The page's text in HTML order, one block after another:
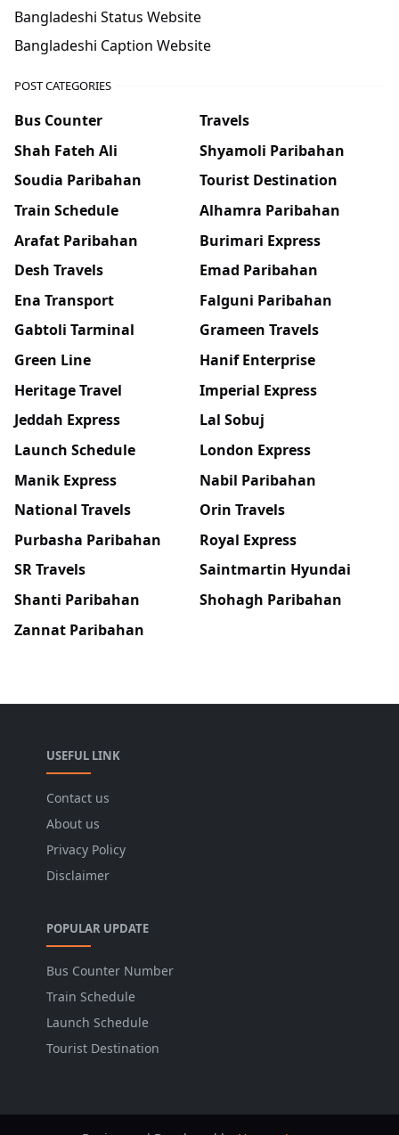
Bangladeshi Status Website
Bangladeshi Caption Website
POST CATEGORIES
Bus Counter
Travels
Shah Fateh Ali
Shyamoli Paribahan
Soudia Paribahan
Tourist Destination
Train Schedule
Alhamra Paribahan
Arafat Paribahan
Burimari Express
Desh Travels
Emad Paribahan
Ena Transport
Falguni Paribahan
Gabtoli Tarminal
Grameen Travels
Green Line
Hanif Enterprise
Heritage Travel
Imperial Express
Jeddah Express
Lal Sobuj
Launch Schedule
London Express
Manik Express
Nabil Paribahan
National Travels
Orin Travels
Purbasha Paribahan
Royal Express
SR Travels
Saintmartin Hyundai
Shanti Paribahan
Shohagh Paribahan
Zannat Paribahan
USEFUL LINK
Contact us
About us
Privacy Policy
Disclaimer
POPULAR UPDATE
Bus Counter Number
Train Schedule
Launch Schedule
Tourist Destination